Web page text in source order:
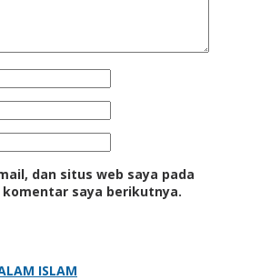
dan situs web saya pada
saya berikutnya.
ISLAM